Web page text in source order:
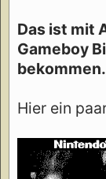
Das ist mit
Gameboy
bekommen.
Hier ein